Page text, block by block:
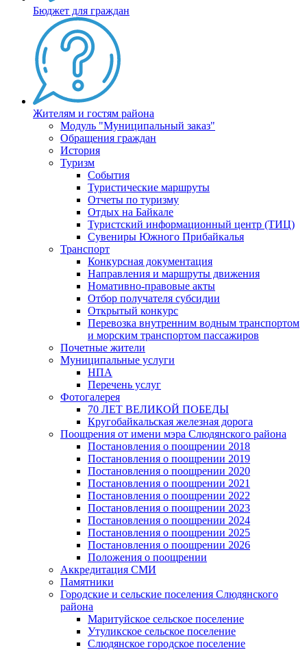
Бюджет для граждан
Жителям и гостям района
Модуль "Муниципальный заказ"
Обращения граждан
История
Туризм
События
Туристические маршруты
Отчеты по туризму
Отдых на Байкале
Туристский информационный центр (ТИЦ)
Сувениры Южного Прибайкалья
Транспорт
Конкурсная документация
Направления и маршруты движения
Номативно-правовые акты
Отбор получателя субсидии
Открытый конкурс
Перевозка внутренним водным транспортом
и морским транспортом пассажиров
Почетные жители
Муниципальные услуги
НПА
Перечень услуг
Фотогалерея
70 ЛЕТ ВЕЛИКОЙ ПОБЕДЫ
Кругобайкальская железная дорога
Поощрения от имени мэра Слюдянского района
Постановления о поощрении 2018
Постановления о поощрении 2019
Постановления о поощрении 2020
Постановления о поощрении 2021
Постановления о поощрении 2022
Постановления о поощрении 2023
Постановления о поощрении 2024
Постановления о поощрении 2025
Постановления о поощрении 2026
Положения о поощрении
Аккредитация СМИ
Памятники
Городские и сельские поселения Слюдянского
района
Маритуйское сельское поселение
Утуликское сельское поселение
Слюдянское городское поселение